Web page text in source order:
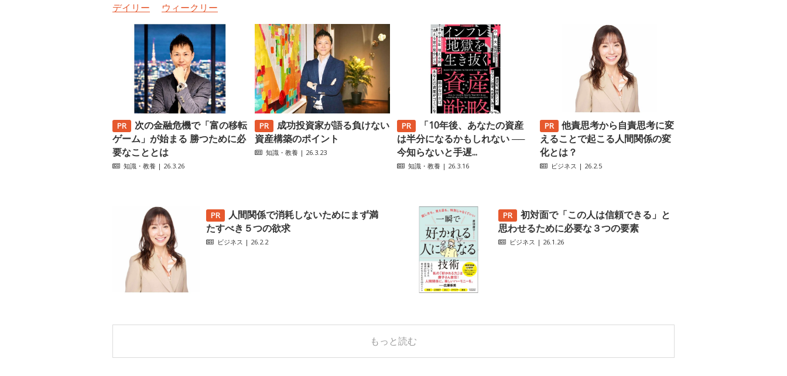
デイリー
ウィークリー
次の金融危機で「富の移転
ゲーム」が始まる 勝つために必
要なこととは
知識・教養 | 26.3.26
成功投資家が語る負けない
資産構築のポイント
知識・教養 | 26.3.23
「10年後、あなたの資産
は半分になるかもしれない ──
今知らないと手遅...
知識・教養 | 26.3.16
他責思考から自責思考に変
えることで起こる人間関係の変
化とは？
ビジネス | 26.2.5
人間関係で消耗しないためにまず満
たすべき５つの欲求
ビジネス | 26.2.2
初対面で「この人は信頼できる」と
思わせるために必要な３つの要素
ビジネス | 26.1.26
もっと読む